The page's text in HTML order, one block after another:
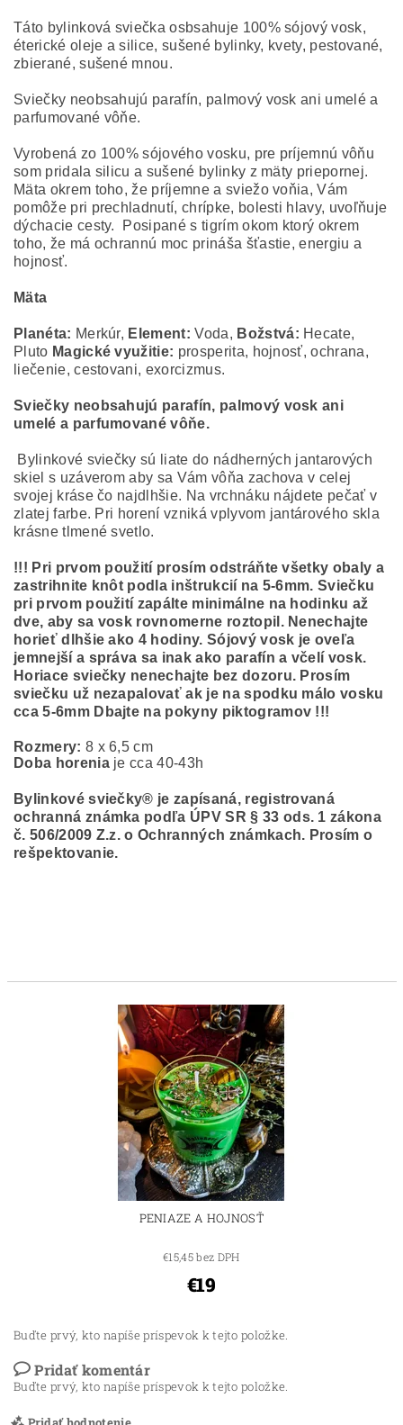
Táto bylinková sviečka osbsahuje 100% sójový vosk,
éterické oleje a silice, sušené bylinky, kvety, pestované,
zbierané, sušené mnou.
Sviečky neobsahujú parafín, palmový vosk ani umelé a
parfumované vôňe.
Vyrobená zo 100% sójového vosku, pre príjemnú vôňu
som pridala silicu a sušené bylinky z mäty priepornej.
Mäta okrem toho, že príjemne a sviežo voňia, Vám
pomôže pri prechladnutí, chrípke, bolesti hlavy, uvoľňuje
dýchacie cesty. Posipané s tigrím okom ktorý okrem
toho, že má ochrannú moc prináša šťastie, energiu a
hojnosť.
Mäta
Planéta: Merkúr, Element: Voda, Božstvá: Hecate,
Pluto Magické využitie: prosperita, hojnosť, ochrana,
liečenie, cestovani, exorcizmus.
Sviečky neobsahujú parafín, palmový vosk ani
umelé a parfumované vôňe.
Bylinkové sviečky sú liate do nádherných jantarových
skiel s uzáverom aby sa Vám vôňa zachova v celej
svojej kráse čo najdlhšie. Na vrchnáku nájdete pečať v
zlatej farbe. Pri horení vzniká vplyvom jantárového skla
krásne tlmené svetlo.
!!! Pri prvom použití prosím odstráňte všetky obaly a
zastrihnite knôt podla inštrukcií na 5-6mm. Sviečku
pri prvom použití zapálte minimálne na hodinku až
dve, aby sa vosk rovnomerne roztopil. Nenechajte
horieť dlhšie ako 4 hodiny. Sójový vosk je oveľa
jemnejší a správa sa inak ako parafín a včelí vosk.
Horiace sviečky nenechajte bez dozoru. Prosím
sviečku už nezapalovať ak je na spodku málo vosku
cca 5-6mm Dbajte na pokyny piktogramov !!!
Rozmery: 8 x 6,5 cm
Doba horeniaje cca 40-43h
Bylinkové sviečky® je zapísaná, registrovaná
ochranná známka podľa ÚPV SR § 33 ods. 1 zákona
č. 506/2009 Z.z. o Ochranných známkach. Prosím o
rešpektovanie.
PENIAZE A HOJNOSŤ
€15,45 bez DPH
€19
Buďte prvý, kto napíše príspevok k tejto položke.
Pridať komentár
Buďte prvý, kto napíše príspevok k tejto položke.